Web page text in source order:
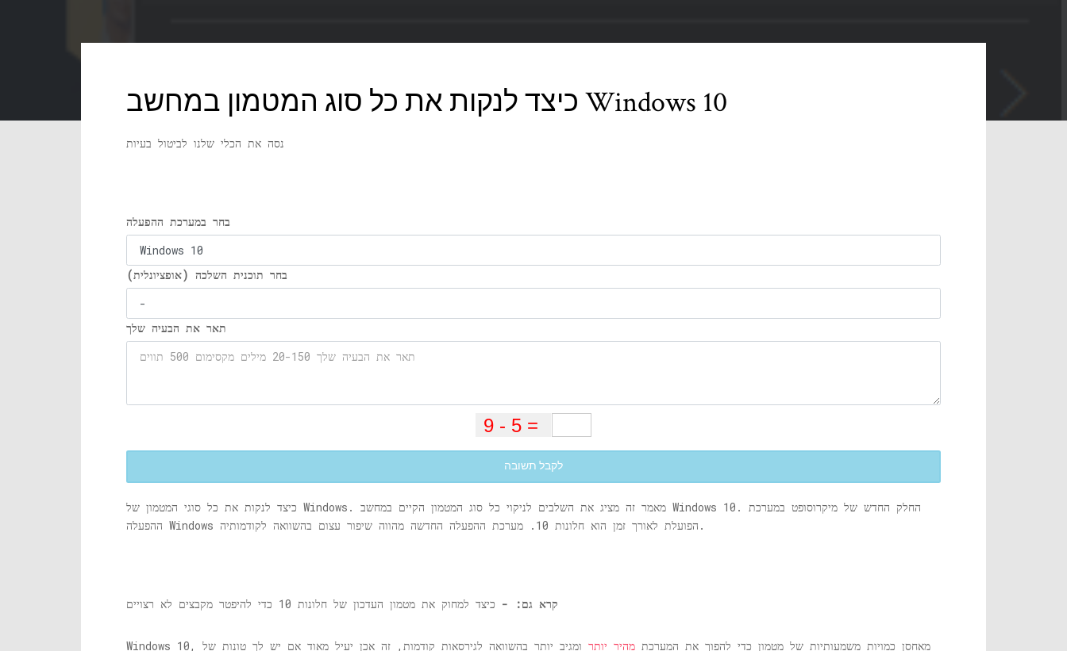
כיצד לנקות את כל סוג המטמון במחשב Windows 10
נסה את הכלי שלנו לביטול בעיות
בחר במערכת ההפעלה
בחר תוכנית השלכה (אופציונלית)
תאר את הבעיה שלך
לקבל תשובה
כיצד לנקות את כל סוגי המטמון של Windows. מאמר זה מציג את השלבים לניקוי כל סוג המטמון הקיים במחשב Windows 10. החלק החדש של מיקרוסופט במערכת
ההפעלה Windows הפועלת לאורך זמן הוא חלונות 10. מערכת ההפעלה החדשה מהווה שיפור עצום בהשוואה לקודמותיה.
קרא גם: - כיצד למחוק את מטמון העדכון של חלונות 10 כדי להיפטר מקבצים לא רצויים
Windows 10, מאחסן כמויות משמעותיות של מטמון כדי להפוך את המערכת מהיר יותר ומגיב יותר בהשוואה לגירסאות קודמות, זה אכן יעיל מאוד אם יש לך טונות של